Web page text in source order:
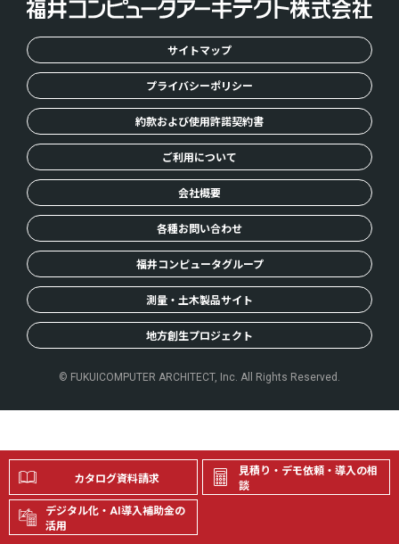
カタログ資料請求
見積り・デモ依頼・導入の相
談
デジタル化・AI導入補助金の
活用
サイトマップ
プライバシーポリシー
約款および使用許諾契約書
ご利用について
会社概要
各種お問い合わせ
福井コンピュータグループ
測量・土木製品サイト
地方創生プロジェクト
© FUKUICOMPUTER ARCHITECT, Inc. All Rights Reserved.